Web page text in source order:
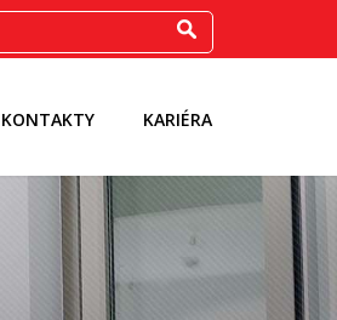
KONTAKTY KARIÉRA